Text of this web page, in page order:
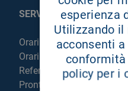
SERVIZI AL PAZIENTE
Orari sportelli
Orari visite
Referti online
Pronto Soccorso
esperienza
Utilizzando
acconsenti
policy per i